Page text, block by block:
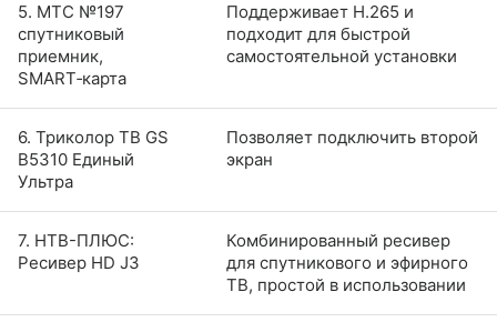
5. МТС №197
спутниковый
приемник,
SMART‑карта
Поддерживает H.265 и
подходит для быстрой
самостоятельной установки
6. Триколор ТВ GS
В5310 Единый
Ультра
Позволяет подключить второй
экран
7. НТВ-ПЛЮС:
Ресивер HD J3
Комбинированный ресивер
для спутникового и эфирного
ТВ, простой в использовании